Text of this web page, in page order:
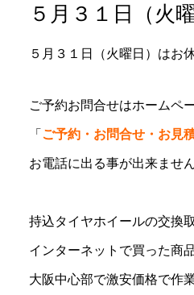
５月３１日（火
５月３１日（火曜日）はお
ご予約お問合せはホームペ
「 ご予約・お問合せ・お見
お電話に出る事が出来ませ
持込タイヤホイールの交換
インターネットで買った商
大阪中心部で激安価格で作